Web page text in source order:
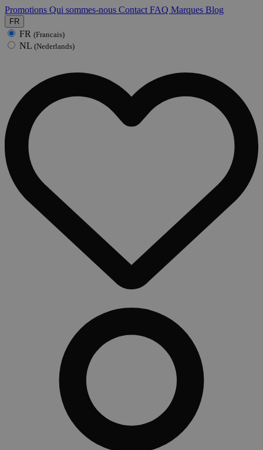
Promotions Qui sommes-nous Contact FAQ Marques Blog
FR
FR (Francais)
NL (Nederlands)